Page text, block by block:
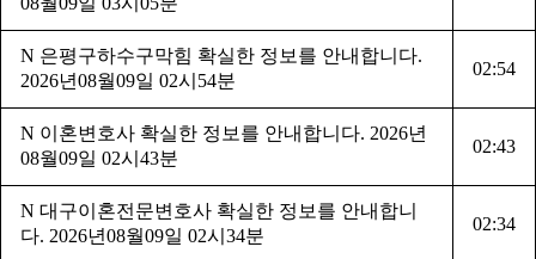
N 은평구하수구막힘 확실한 정보를 안내합니다.
2026년08월09일 02시54분
02:54
N 이혼변호사 확실한 정보를 안내합니다. 2026년
08월09일 02시43분
02:43
N 대구이혼전문변호사 확실한 정보를 안내합니
다. 2026년08월09일 02시34분
02:34